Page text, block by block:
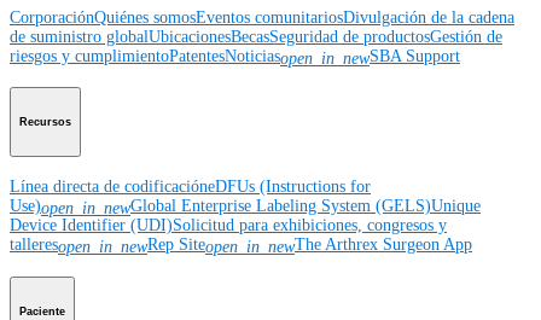
CorporaciónQuiénes somosEventos comunitariosDivulgación de la cadena
de suministro globalUbicacionesBecasSeguridad de productosGestión de
riesgos y cumplimientoPatentesNoticiasopen_in_newSBA Support
Recursos
Línea directa de codificacióneDFUs (Instructions for
Use)open_in_newGlobal Enterprise Labeling System (GELS)Unique
Device Identifier (UDI)Solicitud para exhibiciones, congresos y
talleresopen_in_newRep Siteopen_in_newThe Arthrex Surgeon App
Paciente